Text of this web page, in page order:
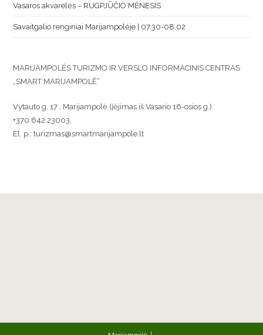
Vasaros akvarelės – RUGPJŪČIO MĖNESIS
Savaitgalio renginiai Marijampolėje | 07.30-08.02
MARIJAMPOLĖS TURIZMO IR VERSLO INFORMACINIS CENTRAS
„SMART MARIJAMPOLĖ“
Vytauto g. 17 , Marijampolė (įėjimas iš Vasario 16-osios g.)
+370 642 23003,
El. p.: turizmas@smartmarijampole.lt